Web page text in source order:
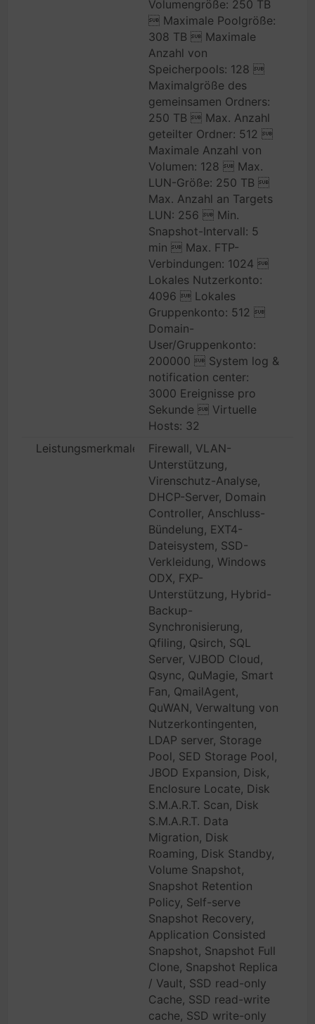
Volumengröße: 250 TB
 Maximale Poolgröße:
308 TB  Maximale
Anzahl von
Speicherpools: 128 
Maximalgröße des
gemeinsamen Ordners:
250 TB  Max. Anzahl
geteilter Ordner: 512 
Maximale Anzahl von
Volumen: 128  Max.
LUN-Größe: 250 TB 
Max. Anzahl an Targets
LUN: 256  Min.
Snapshot-Intervall: 5
min  Max. FTP-
Verbindungen: 1024 
Lokales Nutzerkonto:
4096  Lokales
Gruppenkonto: 512 
Domain-
User/Gruppenkonto:
200000  System log &
notification center:
3000 Ereignisse pro
Sekunde  Virtuelle
Hosts: 32
Leistungsmerkmale
Firewall, VLAN-
Unterstützung,
Virenschutz-Analyse,
DHCP-Server, Domain
Controller, Anschluss-
Bündelung, EXT4-
Dateisystem, SSD-
Verkleidung, Windows
ODX, FXP-
Unterstützung, Hybrid-
Backup-
Synchronisierung,
Qfiling, Qsirch, SQL
Server, VJBOD Cloud,
Qsync, QuMagie, Smart
Fan, QmailAgent,
QuWAN, Verwaltung von
Nutzerkontingenten,
LDAP server, Storage
Pool, SED Storage Pool,
JBOD Expansion, Disk,
Enclosure Locate, Disk
S.M.A.R.T. Scan, Disk
S.M.A.R.T. Data
Migration, Disk
Roaming, Disk Standby,
Volume Snapshot,
Snapshot Retention
Policy, Self-serve
Snapshot Recovery,
Application Consisted
Snapshot, Snapshot Full
Clone, Snapshot Replica
/ Vault, SSD read-only
Cache, SSD read-write
cache, SSD write-only